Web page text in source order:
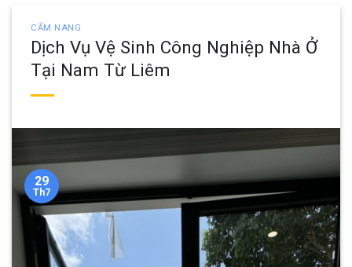
CẨM NANG
Dịch Vụ Vệ Sinh Công Nghiệp Nhà Ở
Tại Nam Từ Liêm
29
Th7